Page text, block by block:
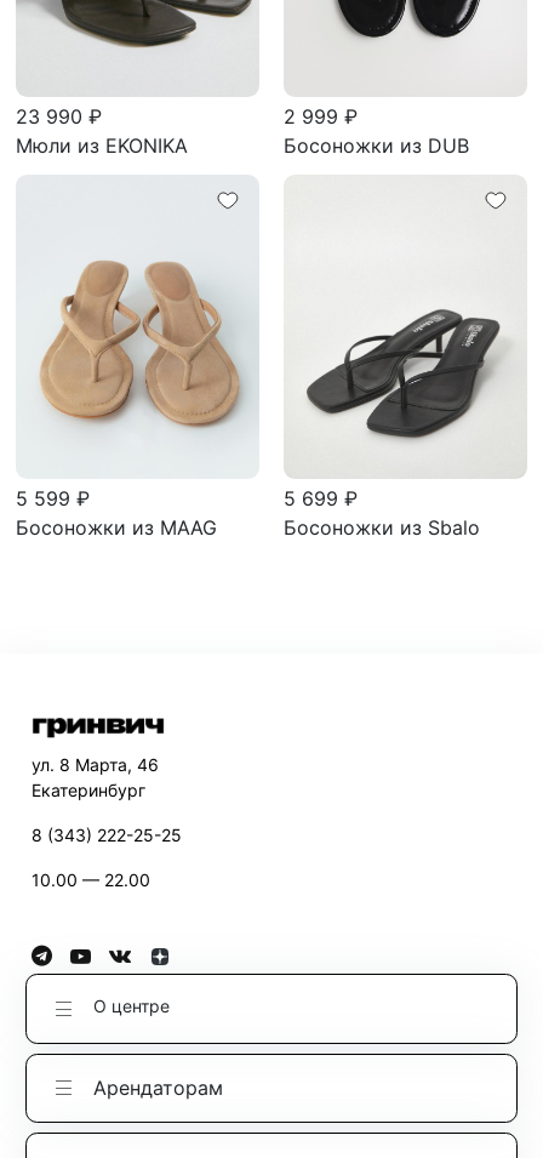
23 990 ₽
Мюли из EKONIKA
2 999 ₽
Босоножки из DUB
5 599 ₽
Босоножки из MAAG
5 699 ₽
Босоножки из Sbalo
ул. 8 Марта, 46
Екатеринбург
8 (343) 222-25-25
10.00 — 22.00
О центре
Арендаторам